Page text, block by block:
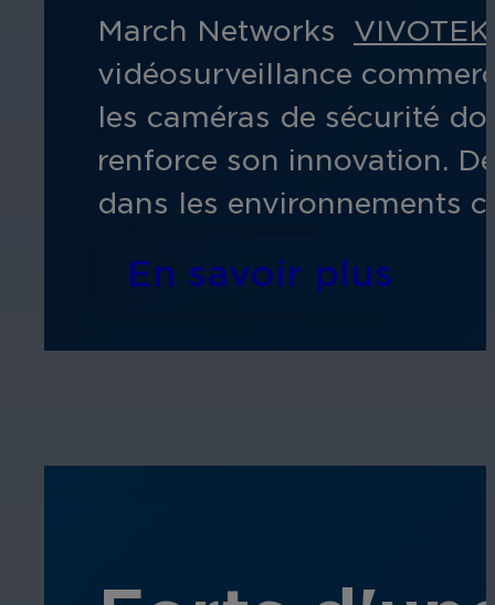
March Networks VIVOTEK
vidéosurveillance
les caméras de sécurité
renforce son innovation.
dans les environnements
En savoir plus